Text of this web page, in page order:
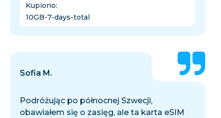
Kupiono:
10GB-7-days-total
Sofia M.
Podróżując po północnej Szwecji,
obawiałem się o zasięg, ale ta karta eSIM